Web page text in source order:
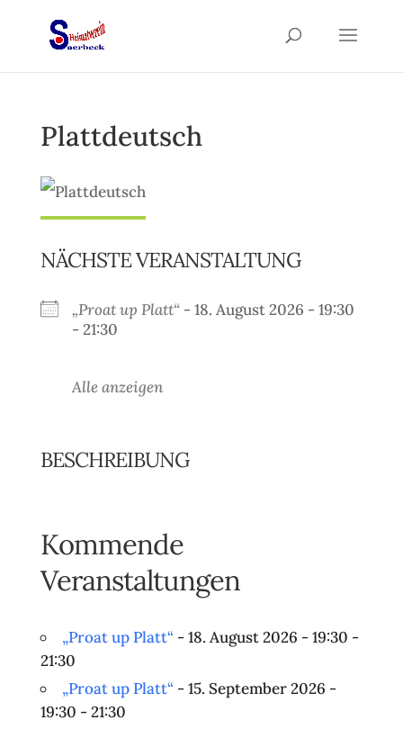
Plattdeutsch
NÄCHSTE VERANSTALTUNG
„Proat up Platt“- 18. August 2026 - 19:30
- 21:30
Alle anzeigen
BESCHREIBUNG
Kommende
Veranstaltungen
„Proat up Platt“ - 18. August 2026 - 19:30 -
21:30
„Proat up Platt“ - 15. September 2026 -
19:30 - 21:30